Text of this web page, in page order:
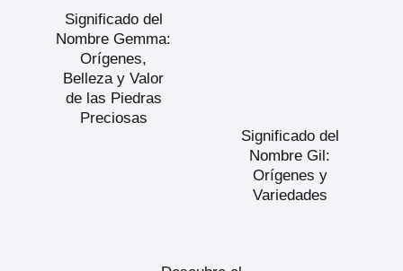
Significado del
Nombre Gemma:
Orígenes,
Belleza y Valor
de las Piedras
Preciosas
Significado del
Nombre Gil:
Orígenes y
Variedades